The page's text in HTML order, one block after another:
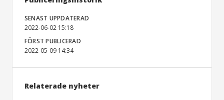
SENAST UPPDATERAD
2022-06-02 15:18
FÖRST PUBLICERAD
2022-05-09 14:34
Relaterade nyheter